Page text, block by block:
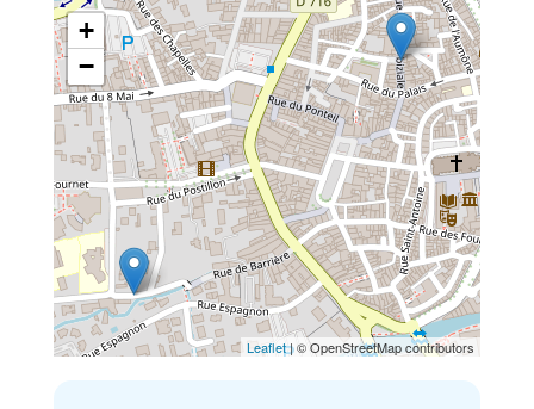
+
−
Leaflet| © OpenStreetMap contributors